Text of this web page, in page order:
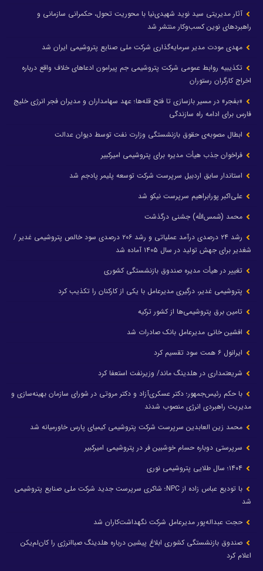
آثار مدیریتی سید نوید شهیدی‌نیا با محوریت تحول، حکمرانی سازمانی و
راهبردهای نوین کسب‌وکار منتشر شد
مهدی مودت مدیر سرمایه‌گذاری شرکت ملی صنایع پتروشیمی ایران شد
تکذیبیه روابط عمومی شرکت پتروشیمی جم پیرامون ادعاهای خلاف واقع درباره
اخراج کارگران رستوران
«بفجر» در مسیر بازسازی تا فتح قله‌ها؛ عهد سهامداران و مدیران فجر انرژی خلیج
فارس برای ادامه راه سازندگی
ابطال مصوبه‌ی حقوق بازنشستگی وزارت نفت توسط دیوان عدالت
فراخوان جذب هیأت مدیره برای پتروشیمی امیرکبیر
استاندار سابق اردبیل سرپرست شرکت توسعه پلیمر پادجم شد
علی‌اکبر پورابراهیم سرپرست نیکو شد
محمد (شمس‌الله) جشنی درگذشت
رشد ۲۴ درصدی درآمد عملیاتی و رشد ۲۰۶ درصدی سود خالص پتروشیمی غدیر /
شغدیر برای جهش تولید در سال ۱۴۰۵ آماده شد
تغییر در هیأت مدیره صندوق بازنشستگی کشوری
پتروشیمی غدیر، درگیری مدیرعامل با یکی از کارکنان را تکذیب کرد
تامین برق پتروشیمی‌ها از کشور ترکیه
افشین خانی مدیرعامل بانک صادرات شد
ایرانول ۶ همت سود تقسیم کرد
شریعتمداری در هلدینگ ماند/ وزیرنفت استعفا کرد
با حکم رئیس‌جمهور؛ دکتر عسکری‌آزاد و دکتر مروتی در شورای سازمان بهینه‌سازی و
مدیریت راهبردی انرژی منصوب شدند
محمد زین العابدین سرپرست شرکت پتروشیمی کیمیای پارس خاورمیانه شد
سرپرستی دوباره حسام خوشبین فر در پتروشیمی امیرکبیر
با تودیع عباس زاده از NPC؛ شاکری سرپرست جدید شرکت ملی صنایع پتروشیمی
شد
حجت عبداله‌پور مدیرعامل شرکت نگهداشت‌کاران شد
صندوق بازنشستگی کشوری ابلاغ پیشین درباره هلدینگ صباانرژی را کان‌لم‌یکن
اعلام کرد